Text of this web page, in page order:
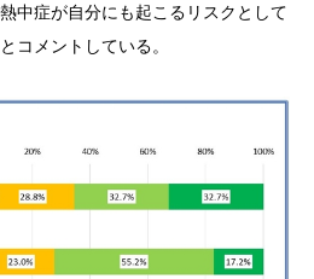
中症が自分にも起こるリスクとして
コメントしている。